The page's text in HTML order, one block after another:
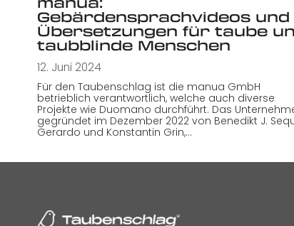
Gebärdensprachvideos und
Übersetzungen für taube
taubblinde Menschen
12. Juni 2024
Für den Taubenschlag ist die manua GmbH
betrieblich verantwortlich, welche auch diverse
Projekte wie Duomano durchführt. Das
gegründet im Dezember 2022 von Benedikt J.
Gerardo und Konstantin Grin,…